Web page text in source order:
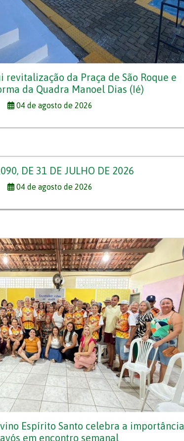
revitalização da Praça de São Roque e
da Quadra Manoel Dias (Ié)
04 de agosto de 2026
DE 31 DE JULHO DE 2026
04 de agosto de 2026
Espírito Santo celebra a importância
em encontro semanal